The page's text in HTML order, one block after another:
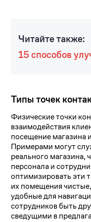
Читайте также:
15 способов
Типы точек
Физические точки
взаимодействия
посещение магазина
Примерами могут
реального
персонала и
оптимизировать эти
их помещения
удобные для
сотрудников быть
сведущими в